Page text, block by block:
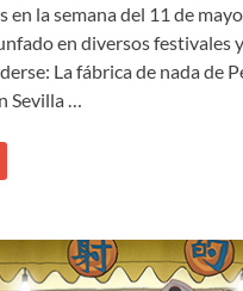
en la semana del 11 de
en diversos festivales
La fábrica de nada de
Sevilla …